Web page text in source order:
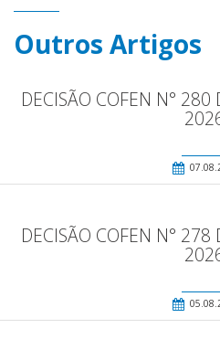
Outros Artigos
DECISÃO COFEN N°
DECISÃO COFEN N°